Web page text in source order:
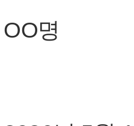
명